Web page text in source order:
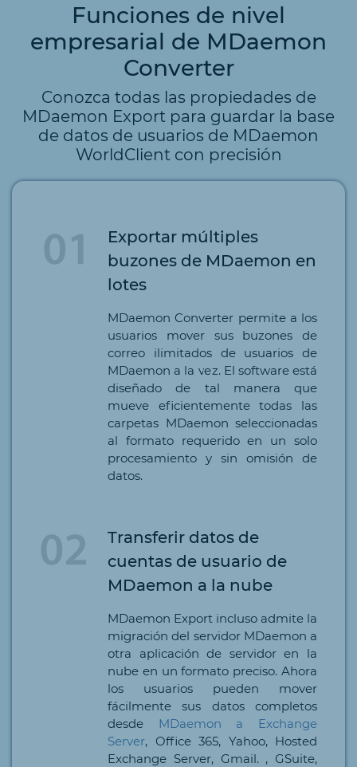
Funciones de nivel
empresarial de MDaemon
Converter
Conozca todas las propiedades de
MDaemon Export para guardar la base
de datos de usuarios de MDaemon
WorldClient con precisión
Exportar múltiples
buzones de MDaemon en
lotes
MDaemon Converter permite a los
usuarios mover sus buzones de
correo ilimitados de usuarios de
MDaemon a la vez. El software está
diseñado de tal manera que
mueve eficientemente todas las
carpetas MDaemon seleccionadas
al formato requerido en un solo
procesamiento y sin omisión de
datos.
Transferir datos de
cuentas de usuario de
MDaemon a la nube
MDaemon Export incluso admite la
migración del servidor MDaemon a
otra aplicación de servidor en la
nube en un formato preciso. Ahora
los usuarios pueden mover
fácilmente sus datos completos
desde MDaemon a Exchange
Server, Office 365, Yahoo, Hosted
Exchange Server, Gmail. , GSuite,